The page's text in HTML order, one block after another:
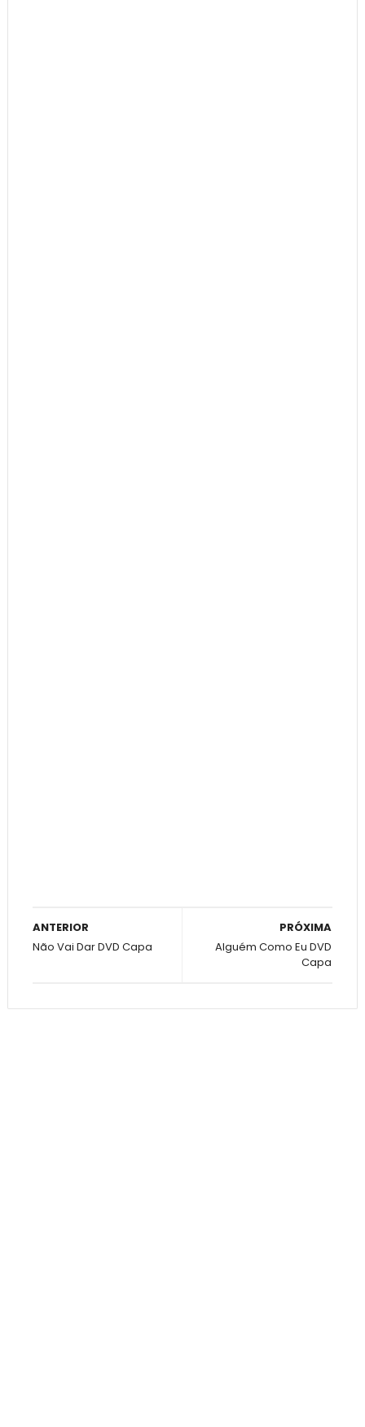
PRÓXIMA
Alguém Como Eu DVD
Capa
ANTERIOR
Não Vai Dar DVD Capa